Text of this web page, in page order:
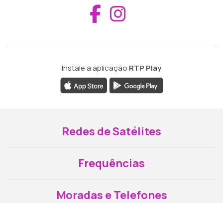
Aceder ao
Instale a aplicação RTP Play
Redes de Satélites
Frequências
Moradas e Telefones